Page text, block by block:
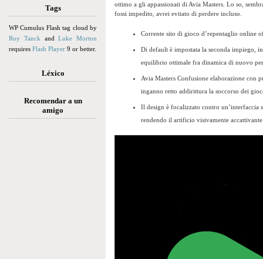
Tags
WP Cumulus Flash tag cloud by
Roy Tanck andLuke Morton
requires Flash Player 9 or better.
Léxico
Recomendar a un
amigo
ottimo a gli appassionati di Avia Masters. Lo so,
fossi impedito, avrei evitato di perdere incluso.
Corrente sito di gioco d’repentaglio online
Di default è impostata la seconda impiego,
equilibrio ottimale fra dinamica di nuovo
Avia Masters Confusione elaborazione con
inganno retto addirittura la soccorso dei
Il design è focalizzato contro un’interfaccia
rendendo il artificio visivamente